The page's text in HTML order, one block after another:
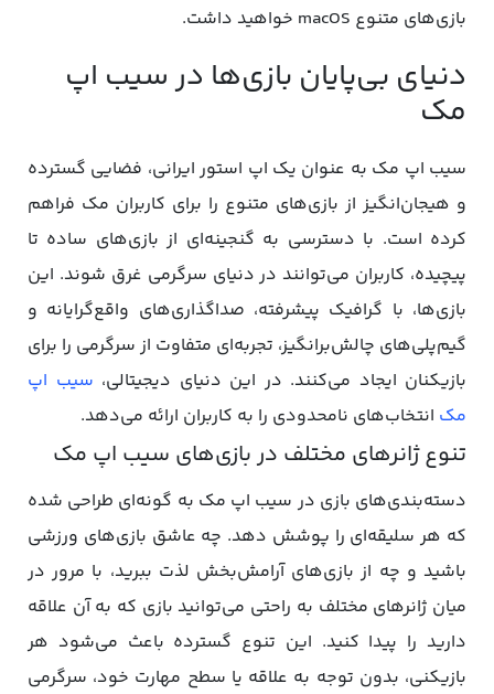
بازی‌های متنوع macOS خواهید داشت.
دنیای بی‌پایان بازی‌ها در سیب اپ
مک
سیب اپ مک به عنوان یک اپ استور ایرانی، فضایی گسترده
و هیجان‌انگیز از بازی‌های متنوع را برای کاربران مک فراهم
کرده است. با دسترسی به گنجینه‌ای از بازی‌های ساده تا
پیچیده، کاربران می‌توانند در دنیای سرگرمی غرق شوند. این
بازی‌ها، با گرافیک پیشرفته، صداگذاری‌های واقع‌گرایانه و
گیم‌پلی‌های چالش‌برانگیز، تجربه‌ای متفاوت از سرگرمی را برای
بازیکنان ایجاد می‌کنند. در این دنیای دیجیتالی، سیب اپ
مک انتخاب‌های نامحدودی را به کاربران ارائه می‌دهد.
تنوع ژانرهای مختلف در بازی‌های سیب اپ مک
دسته‌بندی‌های بازی در سیب اپ مک به گونه‌ای طراحی شده
که هر سلیقه‌ای را پوشش دهد. چه عاشق بازی‌های ورزشی
باشید و چه از بازی‌های آرامش‌بخش لذت ببرید، با مرور در
میان ژانرهای مختلف به راحتی می‌توانید بازی‌ که به آن علاقه
دارید را پیدا کنید. این تنوع گسترده باعث می‌شود هر
بازیکنی، بدون توجه به علاقه یا سطح مهارت خود، سرگرمی